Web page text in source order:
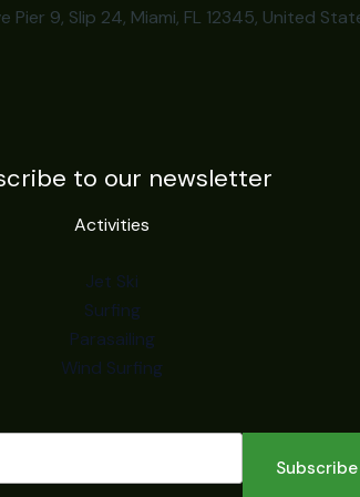
Pier 9, Slip 24, Miami, FL 12345, United
to our newsletter
Activities
Jet Ski
Surfing
Parasailing
Wind Surfing
Subscribe